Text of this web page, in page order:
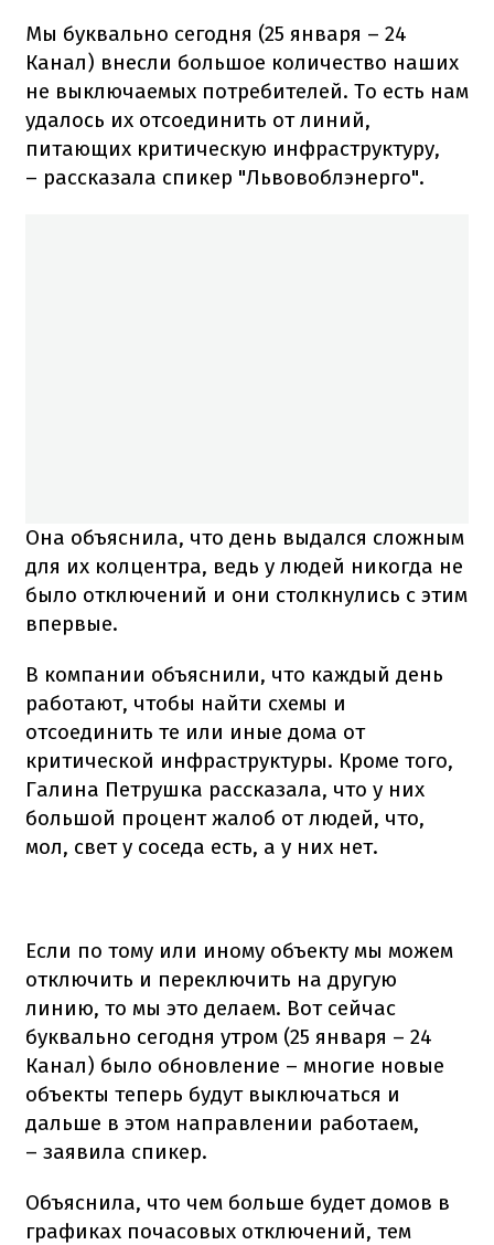
Мы буквально сегодня (25 января – 24
Канал) внесли большое количество наших
не выключаемых потребителей. То есть нам
удалось их отсоединить от линий,
питающих критическую инфраструктуру,
– рассказала спикер "Львовоблэнерго".
Она объяснила, что день выдался сложным
для их колцентра, ведь у людей никогда не
было отключений и они столкнулись с этим
впервые.
В компании объяснили, что каждый день
работают, чтобы найти схемы и
отсоединить те или иные дома от
критической инфраструктуры. Кроме того,
Галина Петрушка рассказала, что у них
большой процент жалоб от людей, что,
мол, свет у соседа есть, а у них нет.
Если по тому или иному объекту мы можем
отключить и переключить на другую
линию, то мы это делаем. Вот сейчас
буквально сегодня утром (25 января – 24
Канал) было обновление – многие новые
объекты теперь будут выключаться и
дальше в этом направлении работаем,
– заявила спикер.
Объяснила, что чем больше будет домов в
графиках почасовых отключений, тем